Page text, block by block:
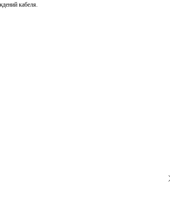
кабеля.